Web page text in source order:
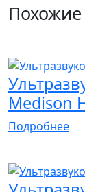
Medison
Подробнее